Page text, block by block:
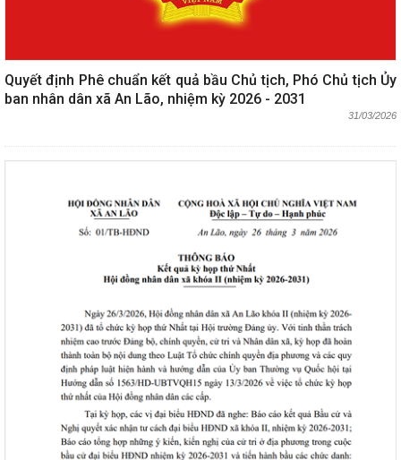
Quyết định Phê chuẩn kết quả bầu Chủ tịch, Phó Chủ tịch Ủy
ban nhân dân xã An Lão, nhiệm kỳ 2026 - 2031
31/03/2026